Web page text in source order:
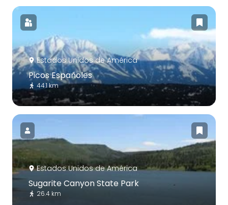
Estados Unidos de América
Picos Españoles
44.1 km
Estados Unidos de América
Sugarite Canyon State Park
26.4 km